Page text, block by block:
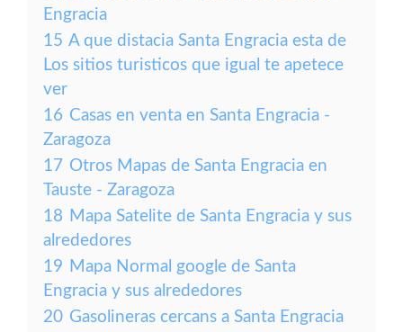
Engracia
15 A que distacia Santa Engracia esta de
Los sitios turisticos que igual te apetece
ver
16 Casas en venta en Santa Engracia -
Zaragoza
17 Otros Mapas de Santa Engracia en
Tauste - Zaragoza
18 Mapa Satelite de Santa Engracia y sus
alrededores
19 Mapa Normal google de Santa
Engracia y sus alrededores
20 Gasolineras cercans a Santa Engracia